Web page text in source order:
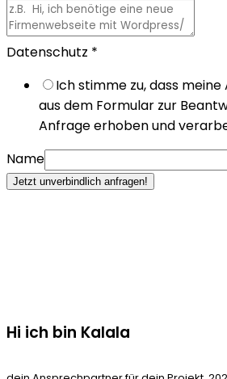
Datenschutz *
Ich stimme zu, dass
aus dem Formular zur
Anfrage erhoben und
Name
Jetzt unverbindlich anfragen!
Hi ich bin Kalala